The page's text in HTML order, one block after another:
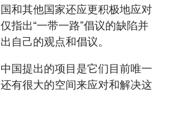
和其他国家还应更积极地应对
指出“一带一路”倡议的缺陷并
自己的观点和倡议。
国提出的项目是它们目前唯一
有很大的空间来应对和解决这